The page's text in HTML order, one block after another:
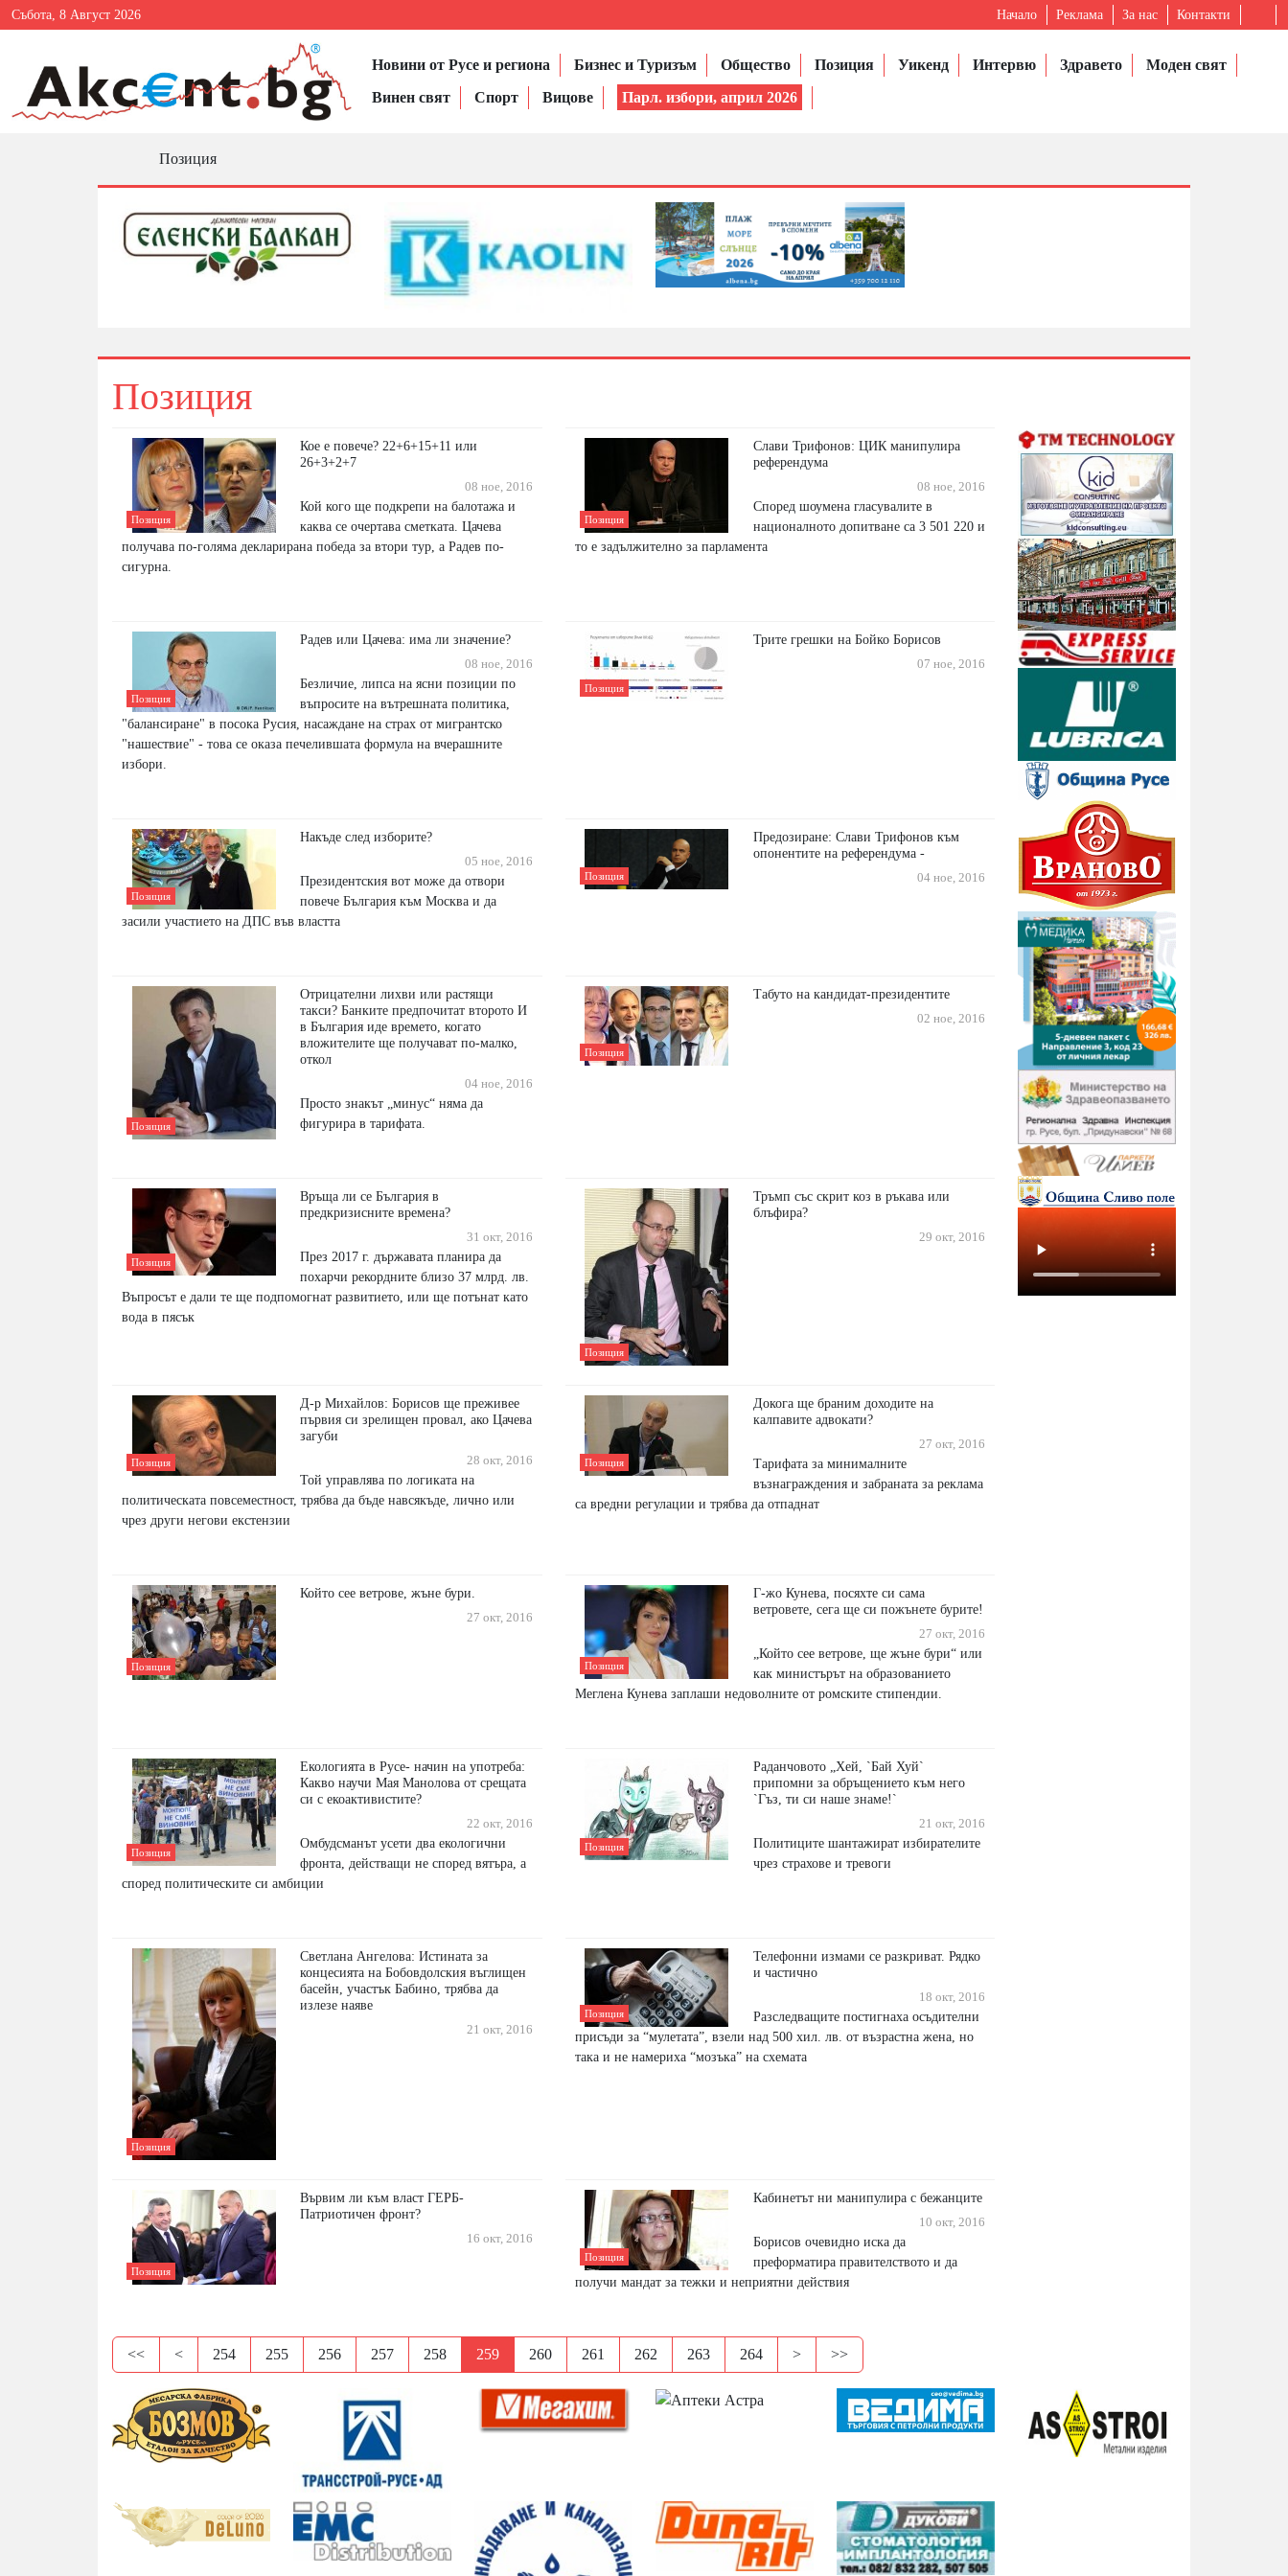
Събота, 8 Август 2026 Начало Реклама За нас Контакти
Новини от Русе и региона Бизнес и Туризъм Общество Позиция Уикенд Интервю Здравето
Моден свят
Винен свят
Спорт Вицове Парл. избори, април 2026
Позиция
Позиция
Позиция
Кое е повече? 22+6+15+11 или
26+3+2+7
08 ное, 2016
Кой кого ще подкрепи на балотажа и
каква се очертава сметката. Цачева
получава по-голяма декларирана победа за втори тур, а Радев по-
сигурна.
Позиция
Слави Трифонов: ЦИК манипулира
референдума
08 ное, 2016
Според шоумена гласувалите в
националното допитване са 3 501 220 и
то е задължително за парламента
Позиция
Радев или Цачева: има ли значение?
08 ное, 2016
Безличие, липса на ясни позиции по
въпросите на вътрешната политика,
"балансиране" в посока Русия, насаждане на страх от мигрантско
"нашествие" - това се оказа печелившата формула на вчерашните
избори.
Позиция
Трите грешки на Бойко Борисов
07 ное, 2016
Позиция
Накъде след изборите?
05 ное, 2016
Президентския вот може да отвори
повече България към Москва и да
засили участието на ДПС във властта
Позиция
Предозиране: Слави Трифонов към
опонентите на референдума -
04 ное, 2016
Позиция
Отрицателни лихви или растящи
такси? Банките предпочитат второто И
в България иде времето, когато
вложителите ще получават по-малко,
откол
04 ное, 2016
Просто знакът „минус“ няма да
фигурира в тарифата.
Позиция
Табуто на кандидат-президентите
02 ное, 2016
Позиция
Връща ли се България в
предкризисните времена?
31 окт, 2016
През 2017 г. държавата планира да
похарчи рекордните близо 37 млрд. лв.
Въпросът е дали те ще подпомогнат развитието, или ще потънат като
вода в пясък
Позиция
Тръмп със скрит коз в ръкава или
блъфира?
29 окт, 2016
Позиция
Д-р Михайлов: Борисов ще преживее
първия си зрелищен провал, ако Цачева
загуби
28 окт, 2016
Той управлява по логиката на
политическата повсеместност, трябва да бъде навсякъде, лично или
чрез други негови екстензии
Позиция
Докога ще браним доходите на
калпавите адвокати?
27 окт, 2016
Тарифата за минималните
възнаграждения и забраната за реклама
са вредни регулации и трябва да отпаднат
Позиция
Който сее ветрове, жъне бури.
27 окт, 2016
Позиция
Г-жо Кунева, посяхте си сама
ветровете, сега ще си пожънете бурите!
27 окт, 2016
„Който сее ветрове, ще жъне бури“ или
как министърът на образованието
Меглена Кунева заплаши недоволните от ромските стипендии.
Позиция
Екологията в Русе- начин на употреба:
Какво научи Мая Манолова от срещата
си с екоактивистите?
22 окт, 2016
Омбудсманът усети два екологични
фронта, действащи не според вятъра, а
според политическите си амбиции
Позиция
Раданчовото „Хей, `Бай Хуй`
припомни за обръщението към него
`Гъз, ти си наше знаме!`
21 окт, 2016
Политиците шантажират избирателите
чрез страхове и тревоги
Позиция
Светлана Ангелова: Истината за
концесията на Бобовдолския въглищен
басейн, участък Бабино, трябва да
излезе наяве
21 окт, 2016
Позиция
Телефонни измами се разкриват. Рядко
и частично
18 окт, 2016
Разследващите постигнаха осъдителни
присъди за “мулетата”, взели над 500 хил. лв. от възрастна жена, но
така и не намериха “мозъка” на схемата
Позиция
Вървим ли към власт ГЕРБ-
Патриотичен фронт?
16 окт, 2016
Позиция
Кабинетът ни манипулира с бежанците
10 окт, 2016
Борисов очевидно иска да
преформатира правителството и да
получи мандат за тежки и неприятни действия
<< < 254 255 256 257 258 259 260 261 262 263 264 > >>